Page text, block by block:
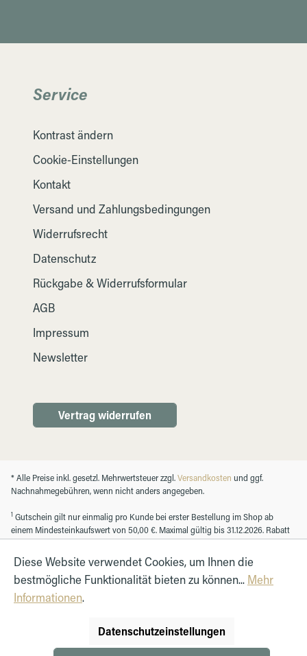
Service
Kontrast ändern
Cookie-Einstellungen
Kontakt
Versand und Zahlungsbedingungen
Widerrufsrecht
Datenschutz
Rückgabe & Widerrufsformular
AGB
Impressum
Newsletter
Vertrag widerrufen
* Alle Preise inkl. gesetzl. Mehrwertsteuer zzgl.Versandkosten und ggf.
Nachnahmegebühren, wenn nicht anders angegeben.
1 Gutschein gilt nur einmalig pro Kunde bei erster Bestellung im Shop ab
einem Mindesteinkaufswert von 50,00 €. Maximal gültig bis 31.12.2026. Rabatt
nicht mit anderen Gutscheinen kombinierbar. Nur für Kunden mit einem
registrierten Kundenkonto.
Diese Website verwendet Cookies, um Ihnen die
bestmögliche Funktionalität bieten zu können... Mehr
Informationen.
Datenschutzeinstellungen